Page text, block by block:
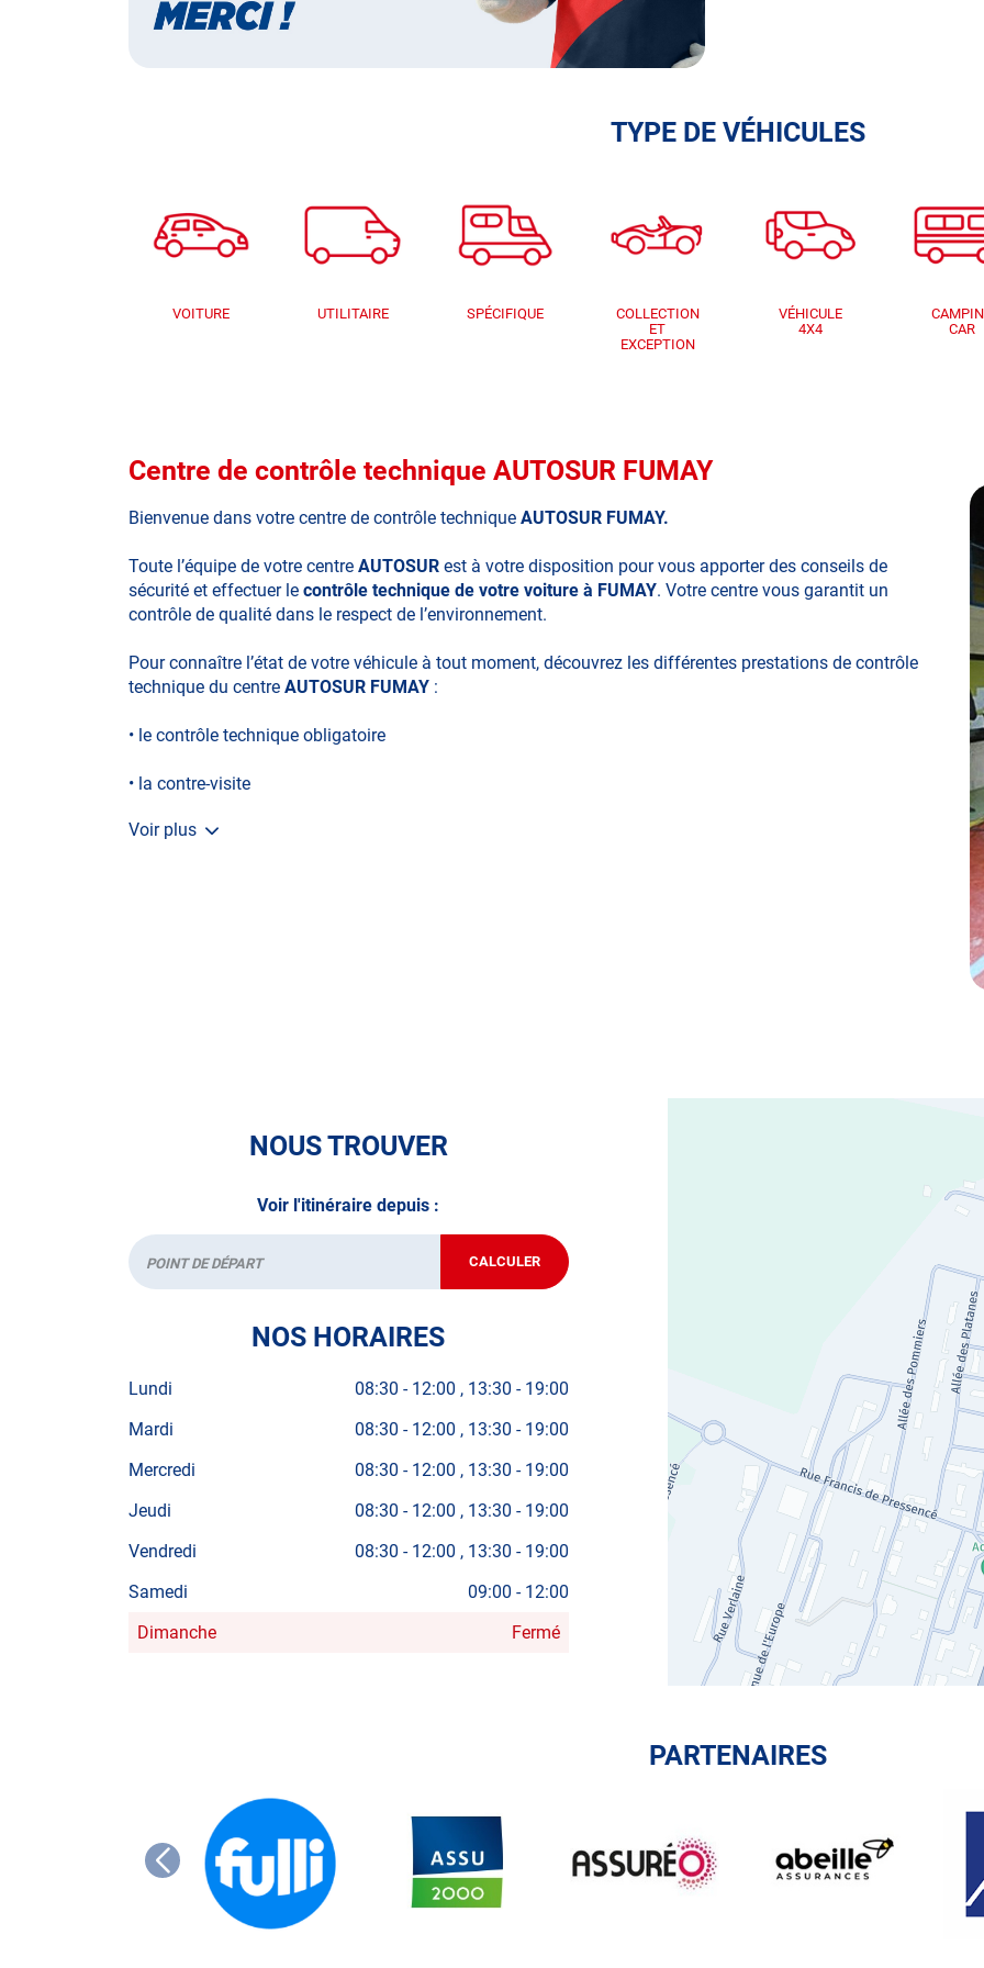
TYPE DE VÉHICULES
VOITURE UTILITAIRE SPÉCIFIQUE
COLLECTION
ET
EXCEPTION
VÉHICULE
4X4
CAR
Centre de contrôle technique AUTOSUR FUMAY
Bienvenue dans votre centre de contrôle technique AUTOSUR FUMAY.
Toute l’équipe de votre centre AUTOSUR est à votre disposition pour vous apporter des conseils de
sécurité et effectuer le contrôle technique de votre voiture à FUMAY. Votre centre vous garantit un
contrôle de qualité dans le respect de l’environnement.
Pour connaître l’état de votre véhicule à tout moment, découvrez les différentes prestations de contrôle
technique du centre AUTOSUR FUMAY :
• le contrôle technique obligatoire
• la contre-visite
• le contrôle pollution
*Prestation à vérifier auprès du centre
Voir plus
NOUS TROUVER
Voir l'itinéraire depuis :
Départ CALCULER
JUSQU'AU
POINT
NOS HORAIRES
Lundi 08:30 - 12:00 13:30 - 19:00
Mardi
08:30 - 12:00 13:30 - 19:00
Mercredi
08:30 - 12:00 13:30 - 19:00
Jeudi
08:30 - 12:00 13:30 - 19:00
Vendredi
08:30 - 12:00 13:30 - 19:00
Samedi
09:00 - 12:00
Horaires
Dimanche Fermé
PARTENAIRES